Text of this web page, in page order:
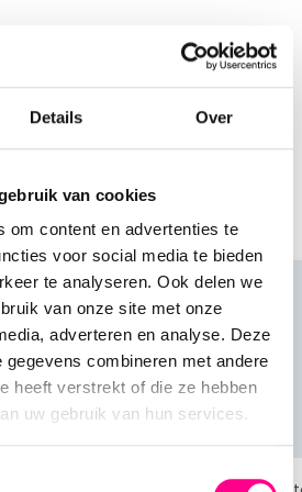
Details Over
van cookies
om content en advertenties te
voor social media te bieden
te analyseren. Ook delen we
van onze site met onze
adverteren en analyse. Deze
gegevens combineren met andere
heeft verstrekt of die ze hebben
uw gebruik van hun services.
Airbnb, waar je tal van
cadeaubon bepaal je zelf het
tussen de €10 en €150 zit je
gelijk blij
jouw Airbnb
ook de
cadeaubonnen direct naar
verzenden? Tip: voeg een
ook
kiest een product uit, en
bestelden ook..." Wat
te ontdekken, het kan je
andere cadeaus